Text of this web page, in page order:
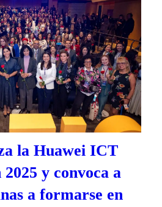
la Huawei ICT
y convoca a
a formarse en